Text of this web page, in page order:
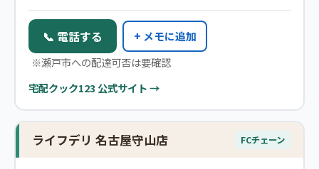
📞 電話する
+ メモに追加
※瀬戸市への配達可否は要確認
宅配クック123 公式サイト →
ライフデリ 名古屋守山店 FCチェーン